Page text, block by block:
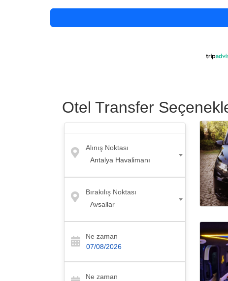
Antalya Havalimanından Justiniano Club Alanya
Antalya Havaalanından Avsallar'daki Justiniano
1- Havaalanı Servisi veya Özel Transfer:
ve klimalı bir araçla havaalanında karşılayacak ve en
daha ekonomik bir seçenek arıyorsanız havalimanı
2- Taksi Transfer: Justiniano Club Alanya Beach'e
3- Taksi Transfer:Antalya Havaalanından
göre daha pahalıdır. Ancak Antalya Havalimanından
Otel Transfer
Alınış Noktası
Antalya Havalimanı
Bırakılış Noktası
Avsallar
Ne zaman
Ne zaman